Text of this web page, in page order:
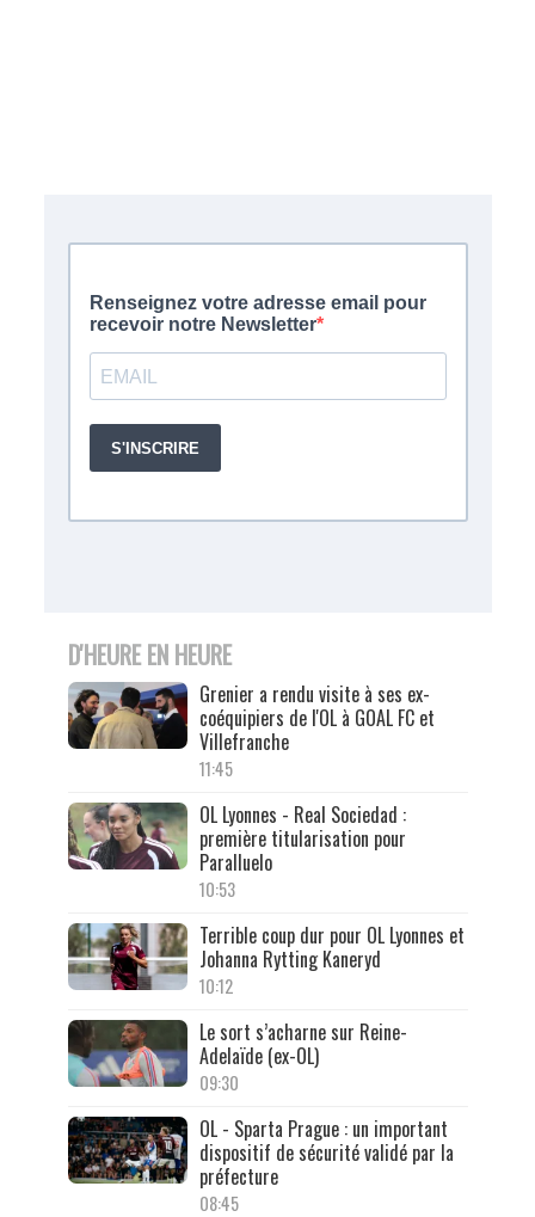
D'HEURE EN HEURE
Grenier a rendu visite à ses ex-
coéquipiers de l'OL à GOAL FC et
Villefranche
11:45
OL Lyonnes - Real Sociedad :
première titularisation pour
Paralluelo
10:53
Terrible coup dur pour OL Lyonnes et
Johanna Rytting Kaneryd
10:12
Le sort s’acharne sur Reine-
Adelaïde (ex-OL)
09:30
OL - Sparta Prague : un important
dispositif de sécurité validé par la
préfecture
08:45